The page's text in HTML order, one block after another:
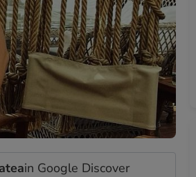
in Google Discover